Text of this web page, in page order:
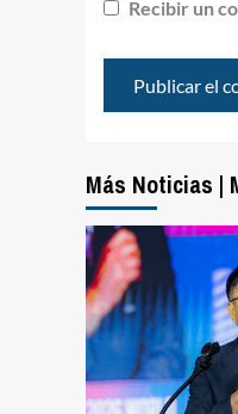
Recibir un
Más Noticias |